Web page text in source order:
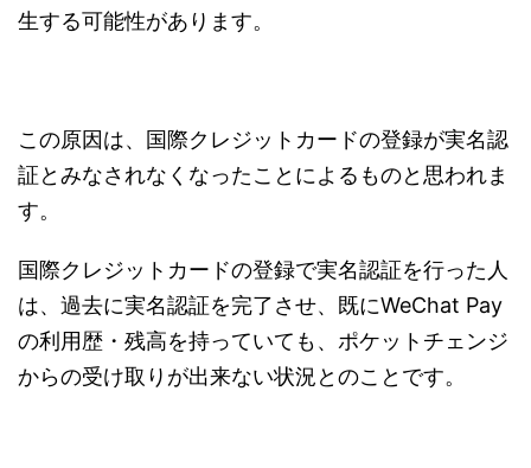
生する可能性があります。
この原因は、国際クレジットカードの登録が実名認
証とみなされなくなったことによるものと思われま
す。
国際クレジットカードの登録で実名認証を行った人
は、過去に実名認証を完了させ、既にWeChat Pay
の利用歴・残高を持っていても、ポケットチェンジ
からの受け取りが出来ない状況とのことです。